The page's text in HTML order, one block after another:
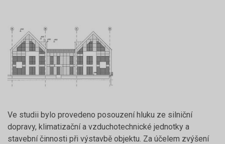
Ve studii bylo provedeno posouzení hluku ze silniční
dopravy, klimatizační a vzduchotechnické jednotky a
stavební činnosti při výstavbě objektu. Za účelem zvýšení